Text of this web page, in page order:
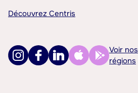
Découvrez Centris
Voir nos
régions